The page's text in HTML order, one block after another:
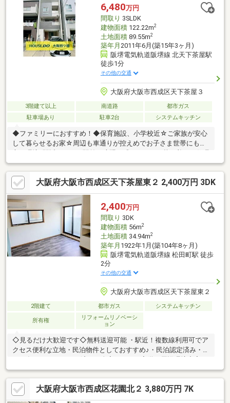
6,480万円
間取り 3SLDK
建物面積122.22m2
土地面積89.55m2
築年月 2011年6月(築15年3ヶ月)
阪堺電気軌道阪堺線 北天下茶屋駅
徒歩1分
その他の交通
大阪府大阪市西成区天下茶屋３
3階建て以上 南道路
都市ガス
駐車場あり
駐車2台 システムキッチン
◆ファミリーにおすすめ！◆保育施設、小学校近☆ご家族が安心
して暮らせるお家☆周辺も車通りが控えめでお子さま世帯にも安
境です！---浴室乾燥、食洗機など生活が便利になる設備揃ってい
ます☆納戸スペースは収納としてすっきりした空間づくりはもち
ろん居室としても使えるのでライフステージに合わせた柔軟性が
魅力的♪
大阪府大阪市西成区天下茶屋東２ 2,400万円 3DK
2,400万円
間取り 3DK
建物面積56m2
土地面積34.94m2
築年月 1922年1月(築104年8ヶ月)
阪堺電気軌道阪堺線 松田町駅 徒歩
2分
その他の交通
大阪府大阪市西成区天下茶屋東２
2階建て 都市ガス システムキッチン
所有権
リフォームリノベーシ
ョン
◇見るだけ大歓迎です◇無料送迎可能 ・駅近！複数線利用可でア
クセス便利な立地・民泊物件としておすすめ♪・民泊認定済み・
2024年10月リフォーム済み・全室エアコン完備・周辺環境充実・
住環境良好◇レスポンスは迅速に◇交渉は全力です◆‐多忙なお客
様の「面倒だな」をフルサポート致します‐◆「とりあえず見た
い」「他社でローンをを断られた」「他社の物件もまとめて見て
みたい」「相談だけしてみたい」「しっかり交渉してほしい」
大阪府大阪市西成区花園北２ 3,880万円 7K